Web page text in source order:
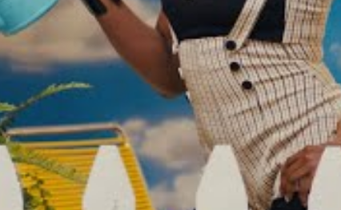
L’incroyable enchaînement de
Kyrie Irving pour le buzzer beater
sur la tronche de la défense
avril 11, 2024
Dans "Actualités"
Le move de la nuit : Victor
Wembanyama sort un layup à la
Kyrie Irving dès son 1er match
octobre 10, 2023
Dans "Actualités"
DRAFT NBA VICTOR WEMBANYAMA